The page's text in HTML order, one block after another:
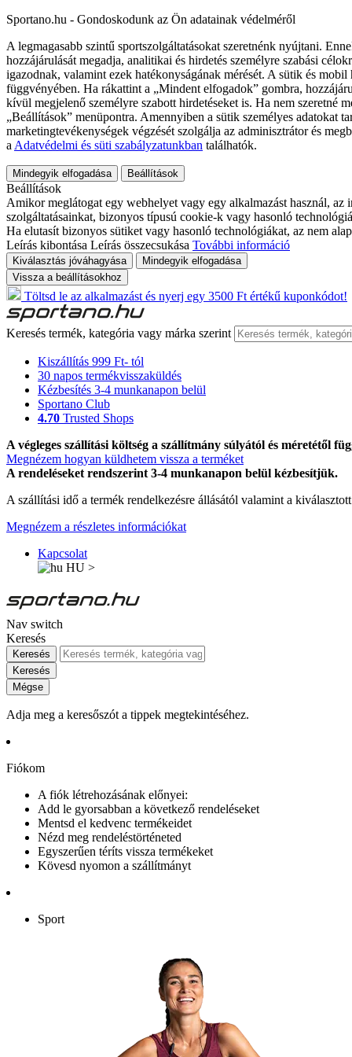
Sportano.hu - Gondoskodunk az Ön adatainak védelméről
A legmagasabb szintű sportszolgáltatásokat szeretnénk nyújtani.
hozzájárulását megadja, analitikai és hirdetés személyre szabási
igazodnak, valamint ezek hatékonyságának mérését. A sütik és
függvényében. Ha rákattint a „Mindent elfogadok” gombra,
kívül megjelenő személyre szabott hirdetéseket is. Ha nem szeretné
„Beállítások” menüpontra. Amennyiben a sütik személyes adatokat
marketingtevékenységek végzését szolgálja az adminisztrátor és
a Adatvédelmi és süti szabályzatunkban találhatók.
Mindegyik elfogadása Beállítások
Beállítások
Amikor meglátogat egy webhelyet vagy egy alkalmazást használ,
szolgáltatásainkat, bizonyos típusú cookie-k vagy hasonló
Ha elutasít bizonyos sütiket vagy hasonló technológiákat, az nem
Leírás kibontása Leírás összecsukása További információ
Kiválasztás jóváhagyása
Mindegyik elfogadása
Vissza a beállításokhoz
Töltsd le az alkalmazást és nyerj egy 3500 Ft értékű kuponkódot!
Keresés termék, kategória vagy márka szerint
Kiszállítás 999 Ft- tól
30 napos termékvisszaküldés
Kézbesítés 3-4 munkanapon belül
Sportano Club
4.70 Trusted Shops
A végleges szállítási költség a szállítmány súlyától és méretétől
Megnézem hogyan küldhetem vissza a terméket
A rendeléseket rendszerint 3-4 munkanapon belül kézbesítjük.
A szállítási idő a termék rendelkezésre állásától valamint a
Megnézem a részletes információkat
Kapcsolat
HU >
Nav switch
Keresés
Keresés
Keresés
Mégse
Adja meg a keresőszót a tippek megtekintéséhez.
Fiókom
A fiók létrehozásának előnyei:
Add le gyorsabban a következő rendeléseket
Mentsd el kedvenc termékeidet
Nézd meg rendeléstörténeted
Egyszerűen téríts vissza termékeket
Kövesd nyomon a szállítmányt
Sport